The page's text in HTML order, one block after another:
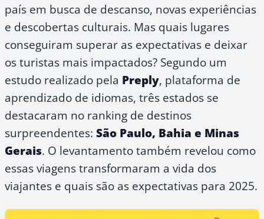
país em busca de descanso, novas experiências
e descobertas culturais. Mas quais lugares
conseguiram superar as expectativas e deixar
os turistas mais impactados? Segundo um
estudo realizado pela Preply, plataforma de
aprendizado de idiomas, três estados se
destacaram no ranking de destinos
surpreendentes: São Paulo, Bahia e Minas
Gerais. O levantamento também revelou como
essas viagens transformaram a vida dos
viajantes e quais são as expectativas para 2025.